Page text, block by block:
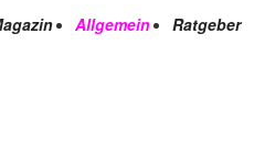
Allgemein Ratgeber